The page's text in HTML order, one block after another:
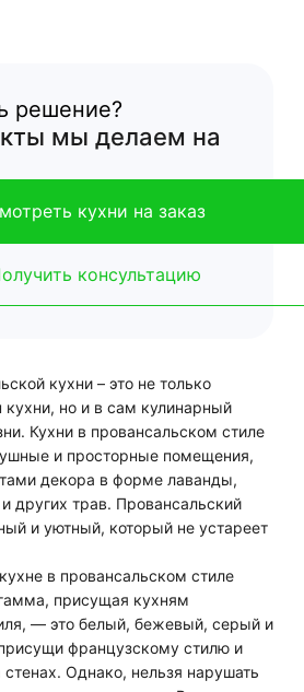
решение?
мы делаем на
кухни на заказ
консультацию
кухни – это не только
кухни, но и в сам кулинарный
Кухни в провансальском стиле
и просторные помещения,
декора в форме лаванды,
других трав. Провансальский
и уютный, который не устареет
в провансальском стиле
присущая кухням
— это белый, бежевый, серый и
французскому стилю и
стенах. Однако, нельзя нарушать